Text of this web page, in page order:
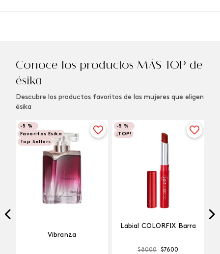
Conoce los productos MÁS TOP de
ésika
Descubre los productos favoritos de las mujeres que eligen
ésika
-5 %
Favoritos Esika
Top Sellers
Vibranza
-5 %
¡TOP!
Labial COLORFIX Barra
$8000 $7600